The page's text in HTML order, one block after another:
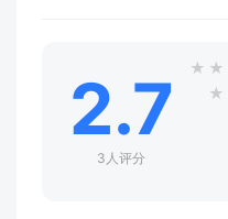
2.7
3人评分
★ ★
★